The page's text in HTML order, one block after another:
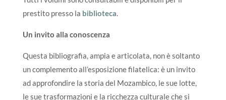
prestito presso la biblioteca.
Un invito alla conoscenza
Questa bibliografia, ampia e articolata, non è soltanto
un complemento all’esposizione filatelica: è un invito
ad approfondire la storia del Mozambico, le sue lotte,
le sue trasformazioni e la ricchezza culturale che si